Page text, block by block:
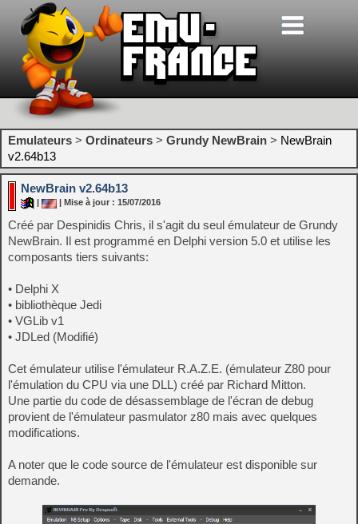
Emulateurs > Ordinateurs > Grundy NewBrain > NewBrain
v2.64b13
NewBrain v2.64b13
| Mise à jour : 15/07/2016
Créé par Despinidis Chris, il s'agit du seul émulateur de Grundy
NewBrain. Il est programmé en Delphi version 5.0 et utilise les
composants tiers suivants:
• Delphi X
• bibliothèque Jedi
• VGLib v1
• JDLed (Modifié)
Cet émulateur utilise l'émulateur R.A.Z.E. (émulateur Z80 pour
l'émulation du CPU via une DLL) créé par Richard Mitton.
Une partie du code de désassemblage de l'écran de debug
provient de l'émulateur pasmulator z80 mais avec quelques
modifications.
A noter que le code source de l'émulateur est disponible sur
demande.